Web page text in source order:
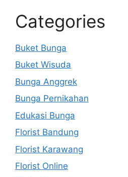
Categories
Buket Bunga
Buket Wisuda
Bunga Anggrek
Bunga Pernikahan
Edukasi Bunga
Florist Bandung
Florist Karawang
Florist Online